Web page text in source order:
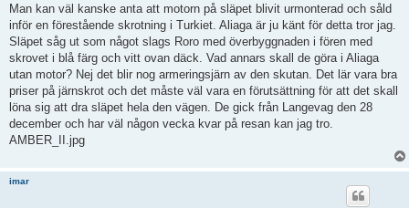
Man kan väl kanske anta att motorn på släpet blivit urmonterad och såld
inför en förestående skrotning i Turkiet. Aliaga är ju känt för detta tror jag.
Släpet såg ut som något slags Roro med överbyggnaden i fören med
skrovet i blå färg och vitt ovan däck. Vad annars skall de göra i Aliaga
utan motor? Nej det blir nog armeringsjärn av den skutan. Det lär vara bra
priser på järnskrot och det måste väl vara en förutsättning för att det skall
löna sig att dra släpet hela den vägen. De gick från Langevag den 28
december och har väl någon vecka kvar på resan kan jag tro.
AMBER_II.jpg
imar